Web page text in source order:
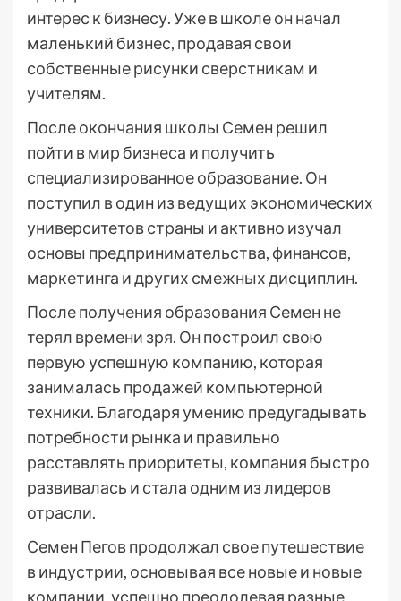
интерес к бизнесу. Уже в школе он начал
маленький бизнес, продавая свои
собственные рисунки сверстникам и
учителям.
После окончания школы Семен решил
пойти в мир бизнеса и получить
специализированное образование. Он
поступил в один из ведущих экономических
университетов страны и активно изучал
основы предпринимательства, финансов,
маркетинга и других смежных дисциплин.
После получения образования Семен не
терял времени зря. Он построил свою
первую успешную компанию, которая
занималась продажей компьютерной
техники. Благодаря умению предугадывать
потребности рынка и правильно
расставлять приоритеты, компания быстро
развивалась и стала одним из лидеров
отрасли.
Семен Пегов продолжал свое путешествие
в индустрии, основывая все новые и новые
компании, успешно преодолевая разные